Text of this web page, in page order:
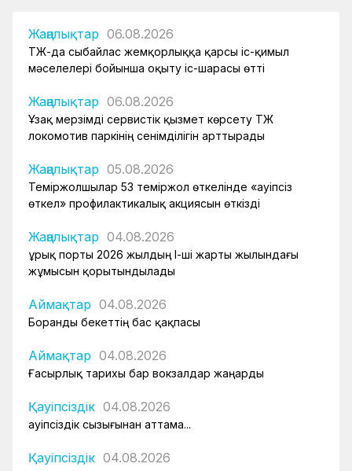
Жаңалықтар 06.08.2026
ҚТЖ-да сыбайлас жемқорлыққа қарсы іс-қимыл
мәселелері бойынша оқыту іс-шарасы өтті
Жаңалықтар 06.08.2026
Ұзақ мерзімді сервистік қызмет көрсету ҚТЖ
локомотив паркінің сенімділігін арттырады
Жаңалықтар 05.08.2026
Теміржолшылар 53 теміржол өткелінде «Қауіпсіз
өткел» профилактикалық акциясын өткізді
Жаңалықтар 04.08.2026
Құрық порты 2026 жылдың І-ші жарты жылындағы
жұмысын қорытындылады
Аймақтар 04.08.2026
Боранды бекеттің бас қақпасы
Аймақтар 04.08.2026
Ғасырлық тарихы бар вокзалдар жаңарды
Қауіпсіздік 04.08.2026
Қауіпсіздік сызығынан аттама...
Қауіпсіздік 04.08.2026